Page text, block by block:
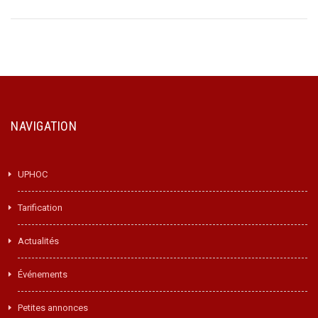
NAVIGATION
UPHOC
Tarification
Actualités
Événements
Petites annonces